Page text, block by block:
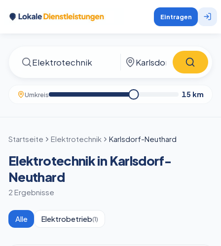
Eintragen
Umkreis 15 km
Startseite Elektrotechnik Karlsdorf-Neuthard
Elektrotechnik in Karlsdorf-
Neuthard
2 Ergebnisse
Alle Elektrobetrieb(1)